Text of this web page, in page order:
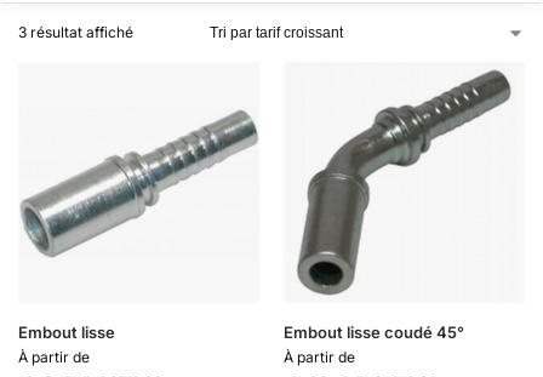
3 résultat affiché
Embout lisse
À partir de
Embout lisse coudé 45°
À partir de